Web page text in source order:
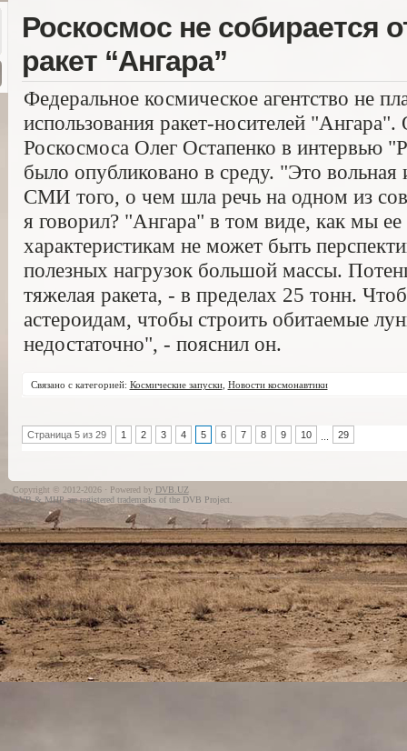
Роскосмос не собирается
ракет “Ангара”
Федеральное космическое агентство не
использования ракет-носителей
Роскосмоса Олег Остапенко в интервью
было опубликовано в среду. "Это вольная
СМИ того, о чем шла речь на одном из
я говорил? "Ангара" в том виде, как мы
характеристикам не может быть
полезных нагрузок большой массы.
тяжелая ракета, - в пределах 25 тонн.
астероидам, чтобы строить обитаемые
недостаточно", - пояснил он.
Связано с категорией: Космические запуски, Новости космонавтики
Страница 5 из 29 1 2 3 4 5 6 7 8 9 10 29
Copyright © 2012-2026 · Powered by DVB.UZ
DVB & MHP are registered trademarks of the DVB Project.